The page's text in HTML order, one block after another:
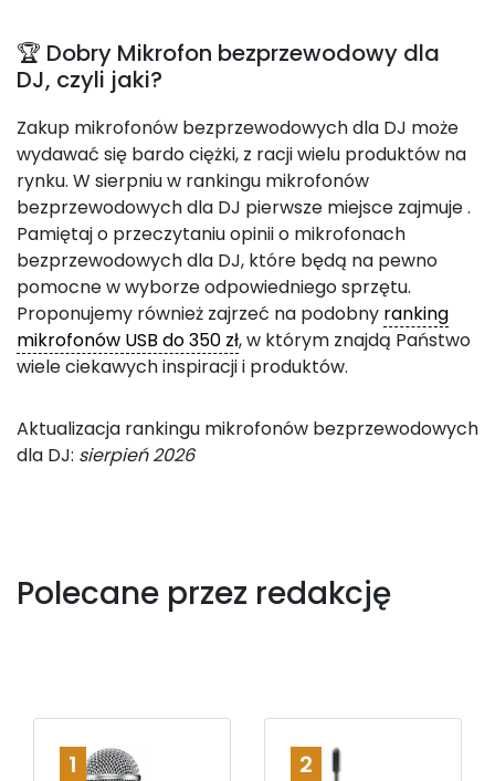
🏆 Dobry Mikrofon bezprzewodowy dla
DJ, czyli jaki?
Zakup mikrofonów bezprzewodowych dla DJ może
wydawać się bardo ciężki, z racji wielu produktów na
rynku. W sierpniu w rankingu mikrofonów
bezprzewodowych dla DJ pierwsze miejsce zajmuje.
Pamiętaj o przeczytaniu opinii o mikrofonach
bezprzewodowych dla DJ, które będą na pewno
pomocne w wyborze odpowiedniego sprzętu.
Proponujemy również zajrzeć na podobny ranking
mikrofonów USB do 350 zł, w którym znajdą Państwo
wiele ciekawych inspiracji i produktów.
Aktualizacja rankingu mikrofonów bezprzewodowych
dla DJ: sierpień 2026
Polecane przez redakcję
1 2